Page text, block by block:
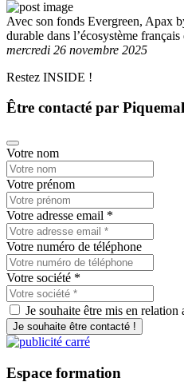
Avec son fonds Evergreen, Apax
durable dans l’écosystème
mercredi 26 novembre 2025
Restez INSIDE !
Être contacté par
Votre nom
Votre prénom
Votre adresse email *
Votre numéro de téléphone
Votre société *
Je souhaite être mis en relation
Je souhaite être contacté !
Espace formation